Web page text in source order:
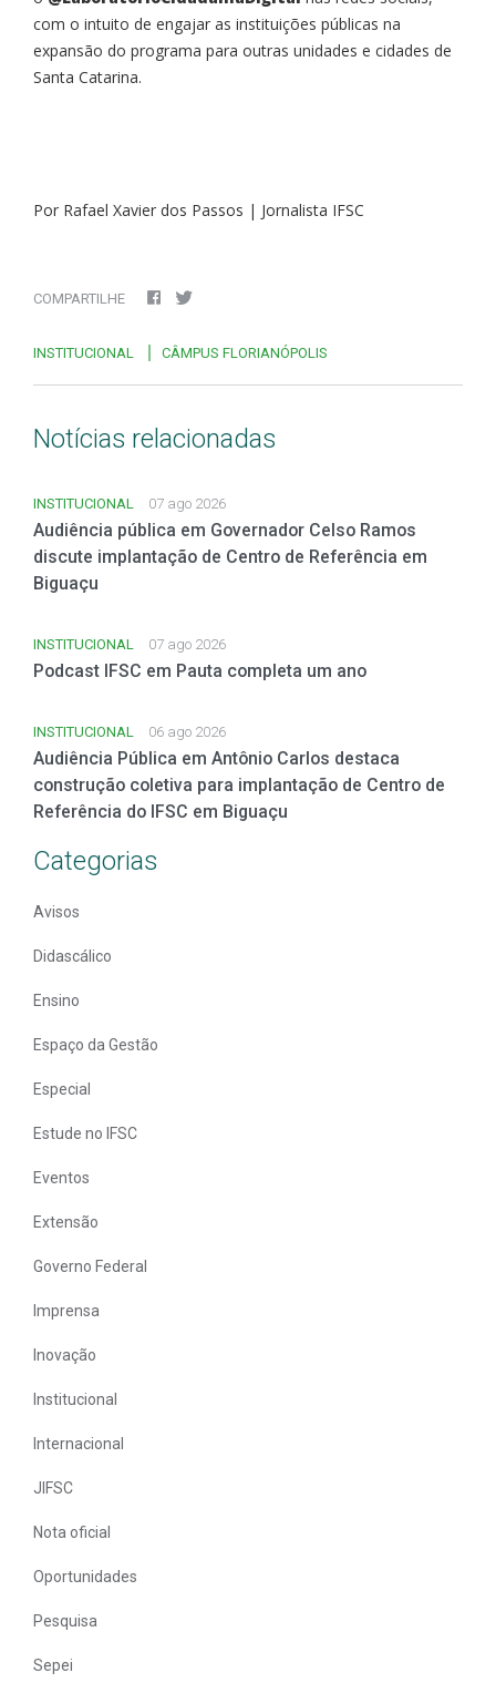
com o intuito de engajar as instituições públicas na
expansão do programa para outras unidades e cidades de
Santa Catarina.
Por Rafael Xavier dos Passos | Jornalista IFSC
COMPARTILHE
INSTITUCIONAL CÂMPUS FLORIANÓPOLIS
Notícias relacionadas
INSTITUCIONAL 07 ago 2026
Audiência pública em Governador Celso Ramos
discute implantação de Centro de Referência em
Biguaçu
INSTITUCIONAL 07 ago 2026
Podcast IFSC em Pauta completa um ano
INSTITUCIONAL 06 ago 2026
Audiência Pública em Antônio Carlos destaca
construção coletiva para implantação de Centro de
Referência do IFSC em Biguaçu
Categorias
Avisos
Didascálico
Ensino
Espaço da Gestão
Especial
Estude no IFSC
Eventos
Extensão
Governo Federal
Imprensa
Inovação
Institucional
Internacional
JIFSC
Nota oficial
Oportunidades
Pesquisa
Sepei